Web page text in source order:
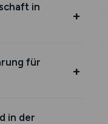
in
für
in der